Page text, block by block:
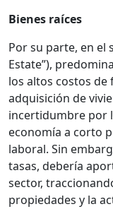
Bienes raíces
Por su parte, en el
Estate”),
los altos costos
adquisición de
incertidumbre por
economía a corto
laboral. Sin
tasas, debería
sector,
propiedades y la